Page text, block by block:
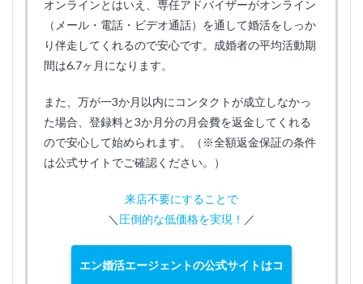
オンラインとはいえ、専任アドバイザーがオンライン
（メール・電話・ビデオ通話）を通して婚活をしっか
り伴走してくれるので安心です。成婚者の平均活動期
間は6.7ヶ月になります。
また、万が一3か月以内にコンタクトが成立しなかっ
た場合、登録料と3か月分の月会費を返金してくれる
ので安心して始められます。（※全額返金保証の条件
は公式サイトでご確認ください。）
来店不要にすることで
＼ 圧倒的な低価格を実現！ ／
エン婚活エージェントの公式サイトはコ